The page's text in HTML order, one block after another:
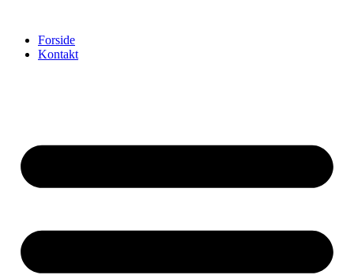
indholdForside
Kontakt